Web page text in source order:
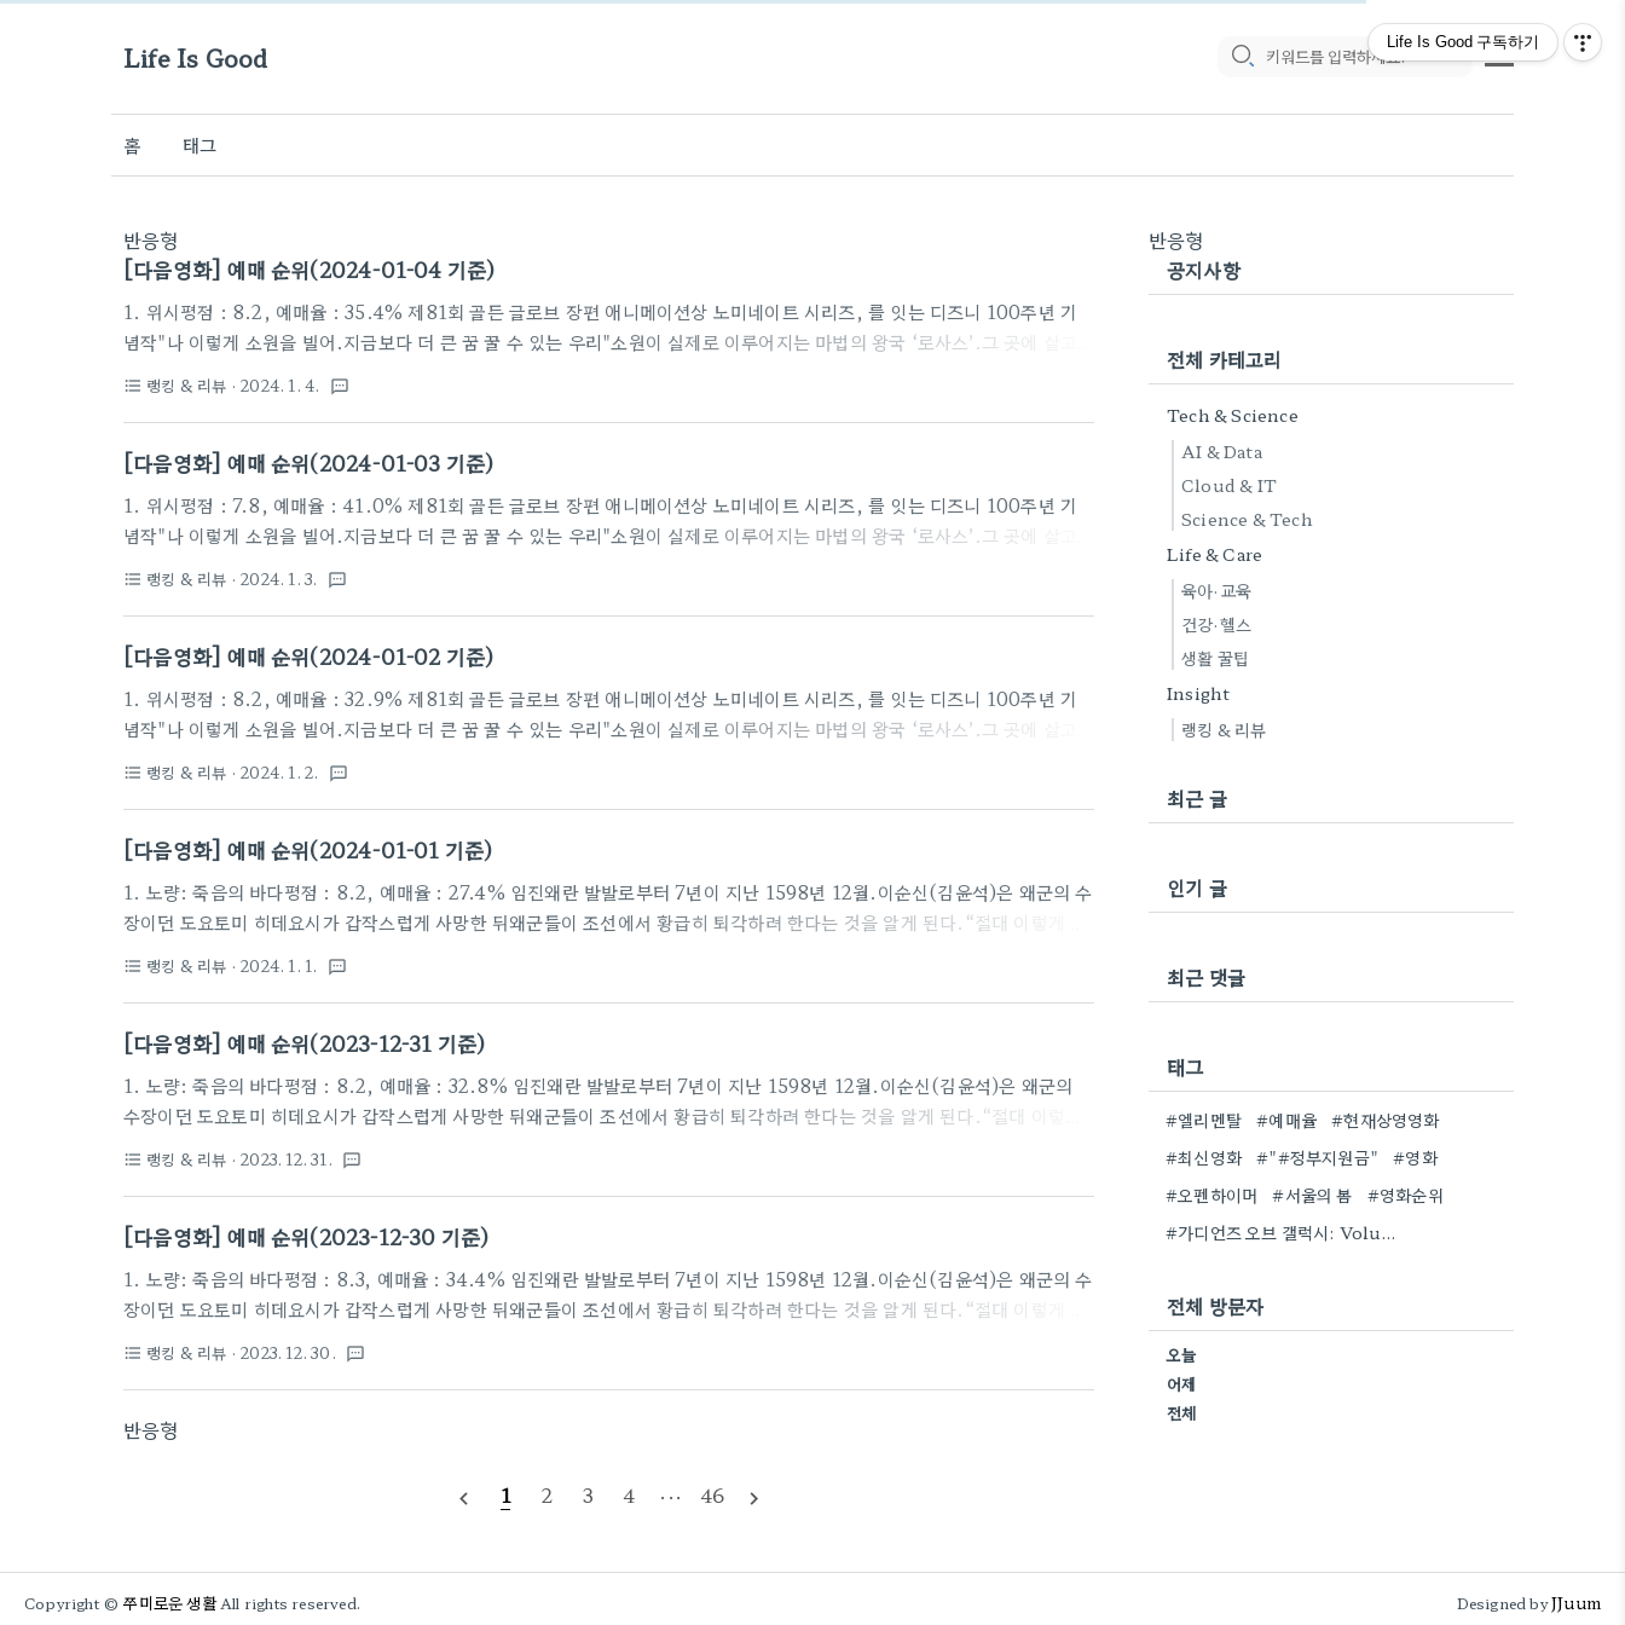
Life Is Good
홈 태그
반응형
[다음영화] 예매 순위(2024-01-04 기준)
1. 위시평점 : 8.2, 예매율 : 35.4% 제81회 골든 글로브 장편 애니메이션상 노미네이트 시리즈, 를 잇는 디즈니 100주년 기
념작"나 이렇게 소원을 빌어.지금보다 더 큰 꿈 꿀 수 있는 우리"소원이 실제로 이루어지는 마법의 왕국 ‘로사스’.그 곳에 살고
찾아갔다가 그의 숨겨진 계획을 알게 된다.혼란에 빠진 '아샤'의 간절한 부름에 무한한 에너지를 지닌 특별한 ‘별’이 하늘에서 내
위해 '매그니피코 왕'에 맞서기로 결심한다.그러나 '매그니피코 왕'..
format_list_bulleted 랭킹 & 리뷰 · 2024. 1. 4. textsms
[다음영화] 예매 순위(2024-01-03 기준)
1. 위시평점 : 7.8, 예매율 : 41.0% 제81회 골든 글로브 장편 애니메이션상 노미네이트 시리즈, 를 잇는 디즈니 100주년 기
념작"나 이렇게 소원을 빌어.지금보다 더 큰 꿈 꿀 수 있는 우리"소원이 실제로 이루어지는 마법의 왕국 ‘로사스’.그 곳에 살고
찾아갔다가 그의 숨겨진 계획을 알게 된다.혼란에 빠진 '아샤'의 간절한 부름에 무한한 에너지를 지닌 특별한 ‘별’이 하늘에서 내
위해 '매그니피코 왕'에 맞서기로 결심한다.그러나 '매그니피코 왕'..
format_list_bulleted 랭킹 & 리뷰 · 2024. 1. 3. textsms
[다음영화] 예매 순위(2024-01-02 기준)
1. 위시평점 : 8.2, 예매율 : 32.9% 제81회 골든 글로브 장편 애니메이션상 노미네이트 시리즈, 를 잇는 디즈니 100주년 기
념작"나 이렇게 소원을 빌어.지금보다 더 큰 꿈 꿀 수 있는 우리"소원이 실제로 이루어지는 마법의 왕국 ‘로사스’.그 곳에 살고
찾아갔다가 그의 숨겨진 계획을 알게 된다.혼란에 빠진 '아샤'의 간절한 부름에 무한한 에너지를 지닌 특별한 ‘별’이 하늘에서 내
위해 '매그니피코 왕'에 맞서기로 결심한다.그러나 '매그니피코 왕'..
format_list_bulleted 랭킹 & 리뷰 · 2024. 1. 2. textsms
[다음영화] 예매 순위(2024-01-01 기준)
1. 노량: 죽음의 바다평점 : 8.2, 예매율 : 27.4% 임진왜란 발발로부터 7년이 지난 1598년 12월.이순신(김윤석)은 왜군의 수
장이던 도요토미 히데요시가 갑작스럽게 사망한 뒤왜군들이 조선에서 황급히 퇴각하려 한다는 것을 알게 된다.“절대 이렇게 전
함대를 꾸려 왜군의 퇴각로를 막고 적들을 섬멸하기로 결심한다.하지만 왜군의 뇌물 공세에 넘어간 명나라 도독 진린(정재영)은
하는데…2023년 12월, 모두를 압도할 최후의 전투가 시작된다! 2. 서울의 봄평점 : 9..
format_list_bulleted 랭킹 & 리뷰 · 2024. 1. 1. textsms
[다음영화] 예매 순위(2023-12-31 기준)
1. 노량: 죽음의 바다평점 : 8.2, 예매율 : 32.8% 임진왜란 발발로부터 7년이 지난 1598년 12월.이순신(김윤석)은 왜군의
수장이던 도요토미 히데요시가 갑작스럽게 사망한 뒤왜군들이 조선에서 황급히 퇴각하려 한다는 것을 알게 된다.“절대 이렇게
합함대를 꾸려 왜군의 퇴각로를 막고 적들을 섬멸하기로 결심한다.하지만 왜군의 뇌물 공세에 넘어간 명나라 도독 진린(정재영)
향하는데…2023년 12월, 모두를 압도할 최후의 전투가 시작된다! 2. 서울의 봄평점 : 9..
format_list_bulleted 랭킹 & 리뷰 · 2023. 12. 31. textsms
[다음영화] 예매 순위(2023-12-30 기준)
1. 노량: 죽음의 바다평점 : 8.3, 예매율 : 34.4% 임진왜란 발발로부터 7년이 지난 1598년 12월.이순신(김윤석)은 왜군의 수
장이던 도요토미 히데요시가 갑작스럽게 사망한 뒤왜군들이 조선에서 황급히 퇴각하려 한다는 것을 알게 된다.“절대 이렇게 전
함대를 꾸려 왜군의 퇴각로를 막고 적들을 섬멸하기로 결심한다.하지만 왜군의 뇌물 공세에 넘어간 명나라 도독 진린(정재영)은
하는데…2023년 12월, 모두를 압도할 최후의 전투가 시작된다! 2. 서울의 봄평점 : 9..
format_list_bulleted 랭킹 & 리뷰 · 2023. 12. 30. textsms
반응형
navigate_before 1 2 3 4 ··· 46 navigate_next
반응형
공지사항
전체 카테고리
Tech & Science
AI & Data
Cloud & IT
Science & Tech
Life & Care
육아·교육
건강·헬스
생활 꿀팁
Insight
랭킹 & 리뷰
최근 글
인기 글
최근 댓글
태그
#엘리멘탈 #예매율
#현재상영영화
#최신영화
#"#정부지원금"
#영화
#오펜하이머
#서울의 봄
#영화순위
#가디언즈 오브 갤럭시: Volume 3
전체 방문자
오늘
어제
전체
Copyright ©쭈미로운 생활All rights reserved. Designed byJJuum
Life Is Good 구독하기